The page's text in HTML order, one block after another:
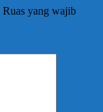
Ruas yang wajib